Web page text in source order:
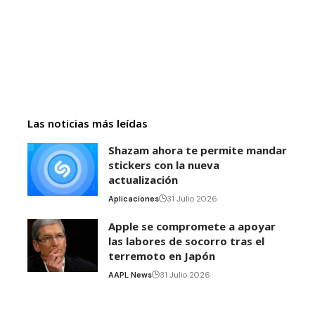
Las noticias más leídas
Shazam ahora te permite mandar
stickers con la nueva
actualización
Aplicaciones 31 Julio 2026
Apple se compromete a apoyar
las labores de socorro tras el
terremoto en Japón
AAPL News 31 Julio 2026